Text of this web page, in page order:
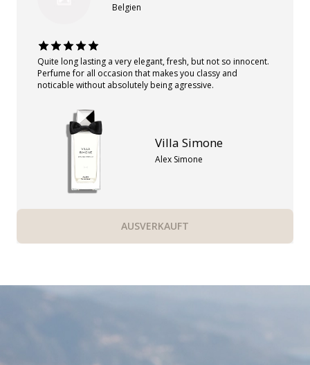
Belgien
Quite long lasting a very elegant, fresh, but not so innocent.
Perfume for all occasion that makes you classy and
noticable without absolutely being agressive.
Villa Simone
Alex Simone
AUSVERKAUFT